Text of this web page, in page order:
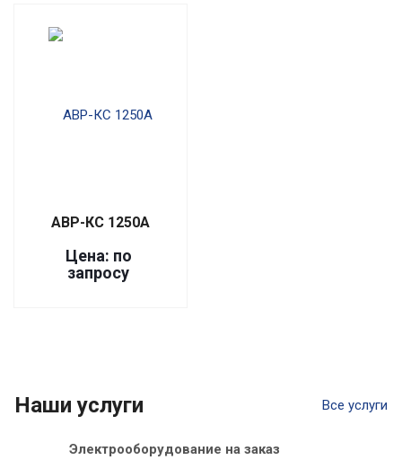
АВР-КС 1250А
Цена: по
запросу
Все услуги
Наши услуги
Электрооборудование на заказ